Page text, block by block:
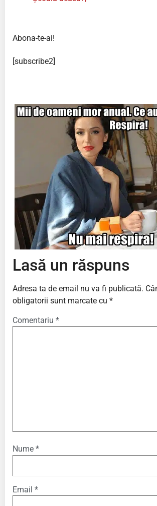
Abona-te-ai!
[subscribe2]
Lasă un răspuns
Adresa ta de email nu va fi publicată.
obligatorii sunt marcate cu *
Comentariu *
Nume *
Email *